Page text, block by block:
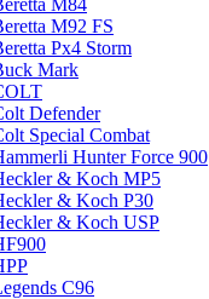
M84
M92 FS
Px4 Storm
Mark
Defender
Special Combat
Hunter Force 900
& Koch MP5
& Koch P30
& Koch USP
C96